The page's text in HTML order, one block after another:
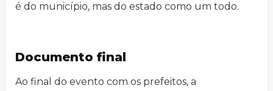
é do município, mas do estado como um todo.
Documento final
Ao final do evento com os prefeitos, a